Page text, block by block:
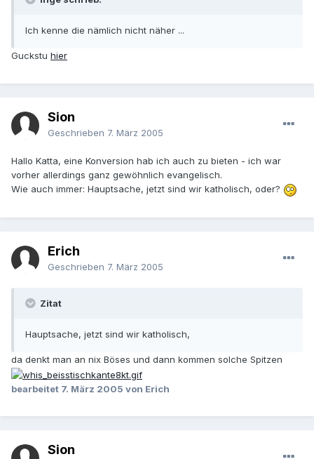
Ich kenne die nämlich nicht näher ...
Guckstu hier
Sion
Geschrieben 7. März 2005
Hallo Katta, eine Konversion hab ich auch zu bieten - ich war
vorher allerdings ganz gewöhnlich evangelisch.
Wie auch immer: Hauptsache, jetzt sind wir katholisch, oder?
Erich
Geschrieben 7. März 2005
Zitat
Hauptsache, jetzt sind wir katholisch,
da denkt man an nix Böses und dann kommen solche Spitzen
bearbeitet 7. März 2005 von Erich
Sion